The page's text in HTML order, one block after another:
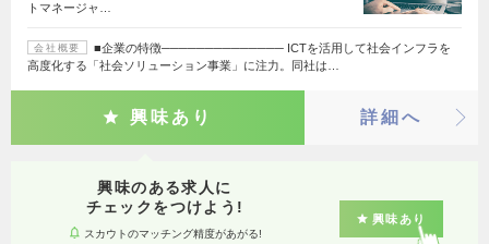
トマネージャ…
会社概要
■企業の特徴────────────── ICTを活用して社会インフラを
高度化する「社会ソリューション事業」に注力。同社は…
興味あり 詳細へ
興味のある求人に
チェックをつけよう!
スカウトのマッチング精度があがる!
興味あり